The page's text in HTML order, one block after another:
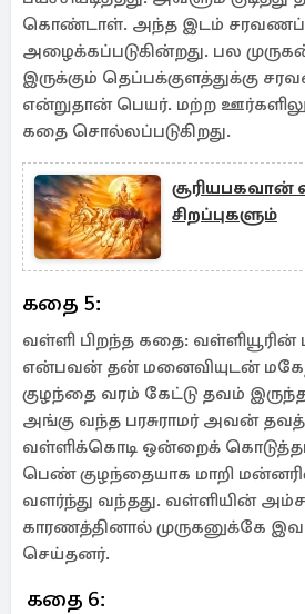
கொண்டாள். அந்த இடம்
அழைக்கப்படுகின்றது. பல
இருக்கும் தெப்பக்குளத்துக்கு
என்றுதான் பெயர். மற்ற
கதை சொல்லப்படுகிறது.
சூரியபகவான்
சிறப்புகளும்
கதை 5:
வள்ளி பிறந்த கதை:
என்பவன் தன் மனைவியுடன்
குழந்தை வரம் கேட்டு தவம்
அங்கு வந்த பரசுராமர் அவன்
வள்ளிக்கொடி ஒன்றைக்
பெண் குழந்தையாக மாறி
வளர்ந்து வந்தது. வள்ளியின்
காரணத்தினால் முருகனுக்கே
செய்தனர்.
கதை 6: